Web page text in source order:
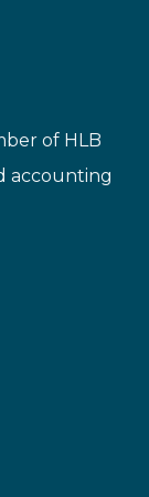
of HLB
accounting